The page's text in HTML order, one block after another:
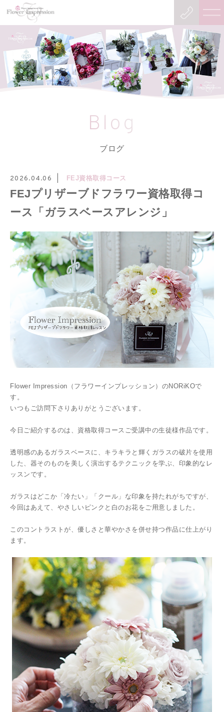
Blog
ブログ
2026.04.06 FEJ資格取得コース
FEJプリザーブドフラワー資格取得コ
ース「ガラスベースアレンジ」
Flower Impression（フラワーインプレッション）のNORiKOで
す。
いつもご訪問下さりありがとうございます。
今日ご紹介するのは、資格取得コースご受講中の生徒様作品です。
透明感のあるガラスベースに、キラキラと輝くガラスの破片を使用
した、器そのものを美しく演出するテクニックを学ぶ、印象的なレ
ッスンです。
ガラスはどこか「冷たい」「クール」な印象を持たれがちですが、
今回はあえて、やさしいピンクと白のお花をご用意しました。
このコントラストが、優しさと華やかさを併せ持つ作品に仕上がり
ます。